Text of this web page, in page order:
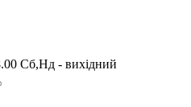
Сб,Нд - вихідний